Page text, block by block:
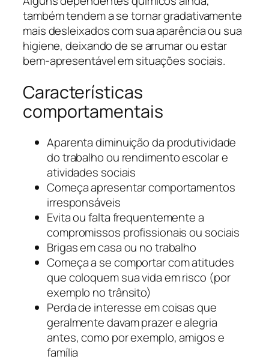
também tendem a se tornar gradativamente
mais desleixados com sua aparência ou sua
higiene, deixando de se arrumar ou estar
bem-apresentável em situações sociais.
Características
comportamentais
Aparenta diminuição da produtividade
do trabalho ou rendimento escolar e
atividades sociais
Começa apresentar comportamentos
irresponsáveis
Evita ou falta frequentemente a
compromissos profissionais ou sociais
Brigas em casa ou no trabalho
Começa a se comportar com atitudes
que coloquem sua vida em risco (por
exemplo no trânsito)
Perda de interesse em coisas que
geralmente davam prazer e alegria
antes, como por exemplo, amigos e
família